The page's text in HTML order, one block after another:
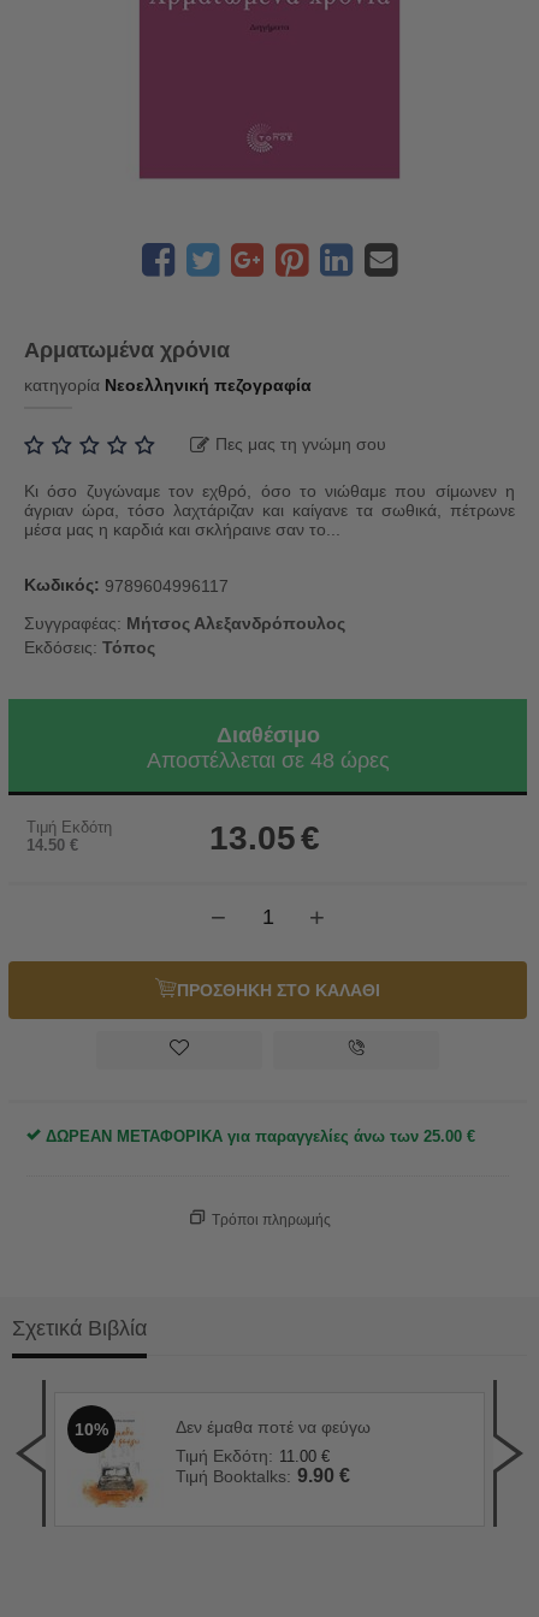
Αρματωμένα χρόνια
κατηγορία Νεοελληνική πεζογραφία
Πες μας τη γνώμη σου
Κι όσο ζυγώναμε τον εχθρό, όσο το νιώθαμε που σίμωνεν η
άγριαν ώρα, τόσο λαχτάριζαν και καίγανε τα σωθικά, πέτρωνε
μέσα μας η καρδιά και σκλήραινε σαν το...
Κωδικός: 9789604996117
Συγγραφέας: Μήτσος Αλεξανδρόπουλος
Εκδόσεις: Τόπος
Διαθέσιμο
Αποστέλλεται σε 48 ώρες
Τιμή Εκδότη
14.50 € 13.05€
+
−
ΠΡΟΣΘΗΚΗ ΣΤΟ ΚΑΛΑΘΙ
ΔΩΡΕΑΝ ΜΕΤΑΦΟΡΙΚΑ για παραγγελίες άνω των 25.00 €
Τρόποι πληρωμής
Σχετικά Βιβλία
10%
Δεν έμαθα ποτέ να φεύγω
Τιμή Εκδότη: 11.00 €
Τιμή Booktalks: 9.90 €